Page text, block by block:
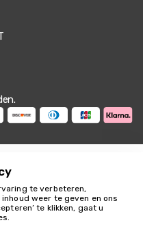
De chauffeur zorgde
extra kosten, hielp
te verbeteren,
weer te geven en ons
te klikken, gaat u